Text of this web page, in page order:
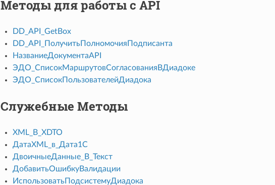
Методы для работы с API
DD_API_GetBox
DD_API_ПолучитьПолномочияПодписанта
НазваниеДокументаAPI
ЭДО_СписокМаршрутовСогласованияВДиадоке
ЭДО_СписокПользователейДиадока
Служебные Методы
XML_В_XDTO
ДатаXML_в_Дата1С
ДвоичныеДанные_В_Текст
ДобавитьОшибкуВалидации
ИспользоватьПодсистемуДиадока